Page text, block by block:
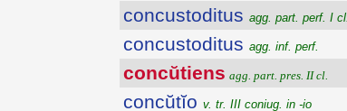
concustoditus agg. part. perf. I cl.
concustoditus agg. inf. perf.
concŭtiens agg. part. pres. II cl.
concŭtĭo v. tr. III coniug. in -io